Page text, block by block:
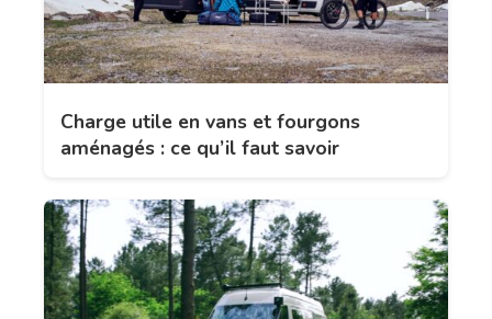
Charge utile en vans et fourgons
aménagés : ce qu’il faut savoir